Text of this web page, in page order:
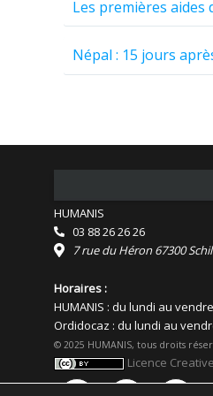
Les premières aides
Népal : 15 jours
HUMANIS
03 88 26 26 26
7 rue du Héron 67300
Horaires :
HUMANIS : du lundi au
Ordidocaz : du lundi au
© 2025 HUMANIS, tous droits
Licence